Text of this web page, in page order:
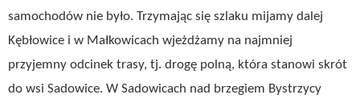
samochodów nie było. Trzymając się szlaku mijamy dalej
Kębłowice i w Małkowicach wjeżdżamy na najmniej
przyjemny odcinek trasy, tj. drogę polną, która stanowi skrót
do wsi Sadowice. W Sadowicach nad brzegiem Bystrzycy